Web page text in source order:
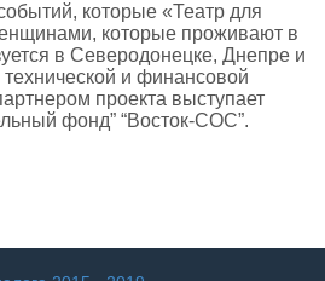
которые «Театр для
которые проживают в
в Северодонецке, Днепре и
и финансовой
проекта выступает
фонд” “Восток-СОС”.